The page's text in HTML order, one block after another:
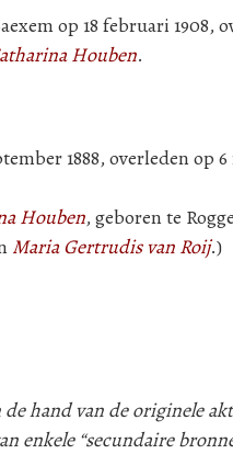
op 18 februari 1908,
Houben.
1888, overleden op 6
Houben, geboren te
Maria Gertrudis van Roij.)
hand van de originele
enkele “secundaire